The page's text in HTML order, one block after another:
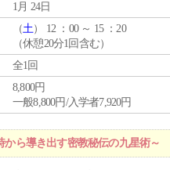
1月 24日
（土） 12 ：00 ～ 15 ：20
（休憩20分1回含む）
全1回
8,800円
一般8,800円/入学者7,920円
ら導き出す密教秘伝の九星術～